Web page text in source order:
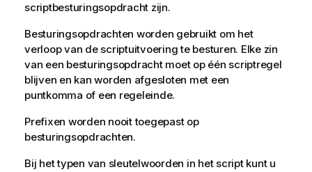
scriptbesturingsopdracht zijn.
Besturingsopdrachten worden gebruikt om het
verloop van de scriptuitvoering te besturen. Elke zin
van een besturingsopdracht moet op één scriptregel
blijven en kan worden afgesloten met een
puntkomma of een regeleinde.
Prefixen worden nooit toegepast op
besturingsopdrachten.
Bij het typen van sleutelwoorden in het script kunt u